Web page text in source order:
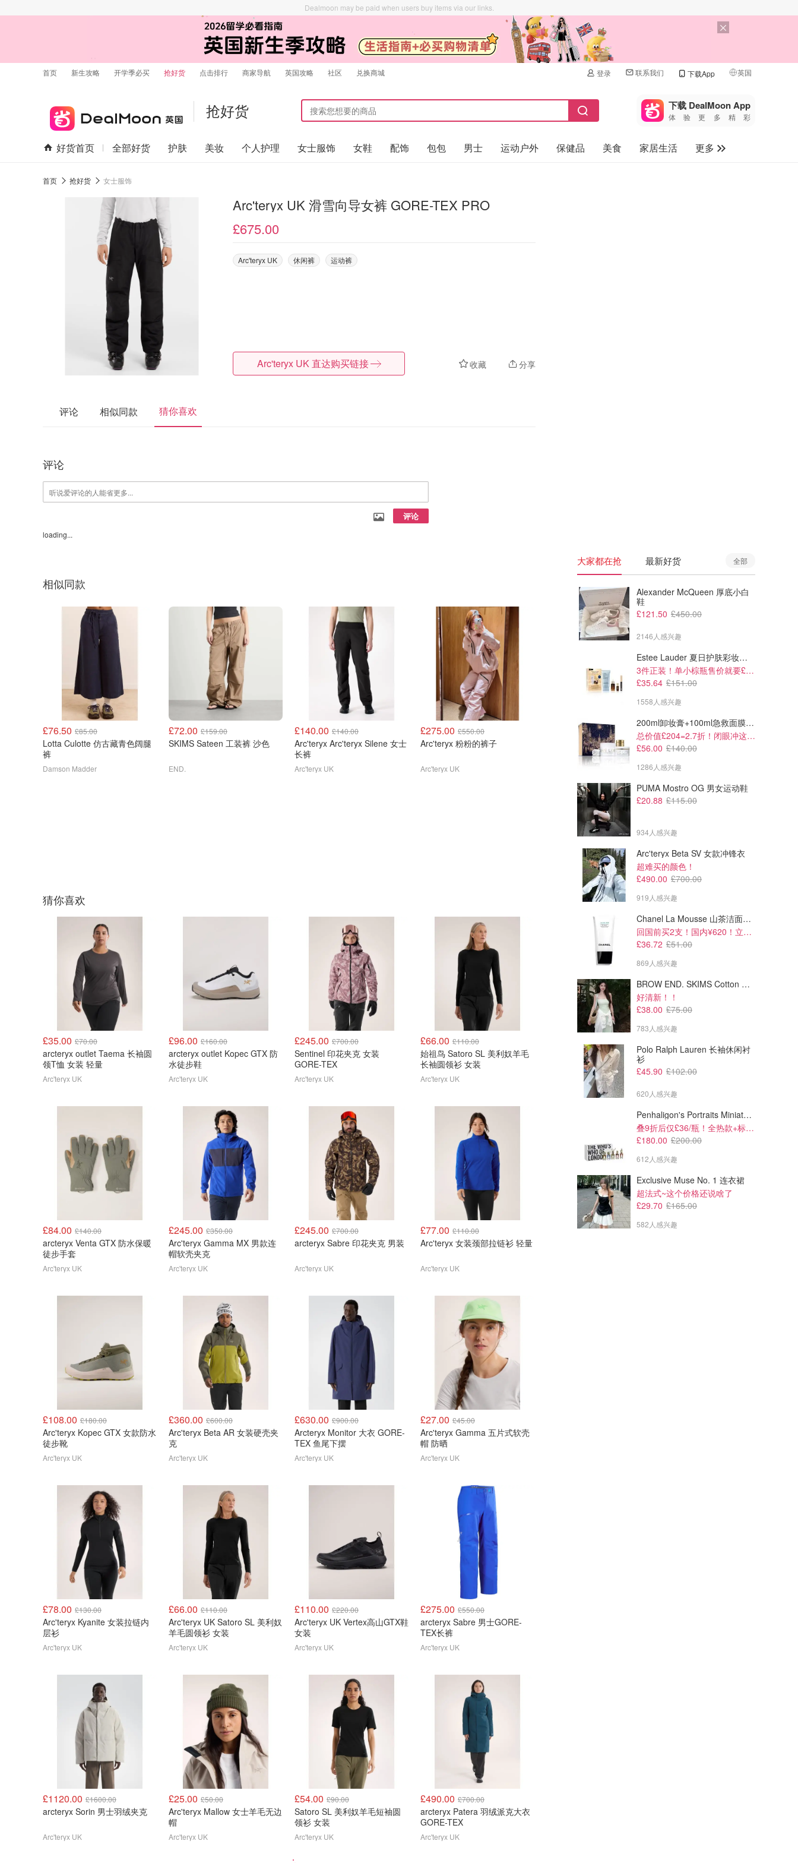
Dealmoon may be paid when users buy items via our links.
首页 新生攻略 开学季必买 抢好货 点击排行 商家导航 英国攻略 社区 兑换商城 登录 联系我们 下载App 英国
🇺🇸
🇨🇳 中国
🇨🇦加拿大
抢好货 下载 DealMoon App
体验更多精彩
好货首页 全部好货 护肤 美妆 个人护理 女士服饰 女鞋 配饰 包包 男士 运动户外 保健品 美食 家居生活
更多
首页 抢好货 女士服饰
Arc'teryx UK 滑雪向导女裤 GORE-TEX PRO
£675.00
Arc'teryx UK 休闲裤 运动裤
收藏 分享
Arc'teryx UK 直达购买链接
评论 相似同款 猜你喜欢
评论
评论
loading...
相似同款
£76.50 £85.00
Lotta Culotte 仿古藏青色阔腿
裤
Damson Madder
£72.00 £159.00
SKIMS Sateen 工装裤 沙色
END.
£140.00 £140.00
Arc'teryx Arc'teryx Silene 女士
长裤
Arc'teryx UK
£275.00 £550.00
Arc'teryx 粉粉的裤子
Arc'teryx UK
£264.00 £440.00
Arc'teryx Arc'teryx UK 女款
GORE-TEX PRO裤
Arc'teryx UK
£10.99 £34.00
myprotein MP 男士网眼短裤
深祖母绿
Myprotein UK
猜你喜欢
£35.00 £70.00
arcteryx outlet Taema 长袖圆
领T恤 女装 轻量
Arc'teryx UK
£96.00 £160.00
arcteryx outlet Kopec GTX 防
水徒步鞋
Arc'teryx UK
£245.00 £700.00
Sentinel 印花夹克 女装
GORE-TEX
Arc'teryx UK
£66.00 £110.00
始祖鸟 Satoro SL 美利奴羊毛
长袖圆领衫 女装
Arc'teryx UK
£84.00 £140.00
arcteryx Venta GTX 防水保暖
徒步手套
Arc'teryx UK
£245.00 £350.00
Arc'teryx Gamma MX 男款连
帽软壳夹克
Arc'teryx UK
£245.00 £700.00
arcteryx Sabre 印花夹克 男装
Arc'teryx UK
£77.00 £110.00
Arc'teryx 女装颈部拉链衫 轻量
Arc'teryx UK
£108.00 £180.00
Arc'teryx Kopec GTX 女款防水
徒步靴
Arc'teryx UK
£360.00 £600.00
Arc'teryx Beta AR 女装硬壳夹
克
Arc'teryx UK
£630.00 £900.00
Arcteryx Monitor 大衣 GORE-
TEX 鱼尾下摆
Arc'teryx UK
£27.00 £45.00
Arc'teryx Gamma 五片式软壳
帽 防晒
Arc'teryx UK
£78.00 £130.00
Arc'teryx Kyanite 女装拉链内
层衫
Arc'teryx UK
£66.00 £110.00
Arc'teryx UK Satoro SL 美利奴
羊毛圆领衫 女装
Arc'teryx UK
£110.00 £220.00
Arc'teryx UK Vertex高山GTX鞋
女装
Arc'teryx UK
£275.00 £550.00
arcteryx Sabre 男士GORE-
TEX长裤
Arc'teryx UK
£1120.00 £1600.00
arcteryx Sorin 男士羽绒夹克
Arc'teryx UK
£25.00 £50.00
Arc'teryx Mallow 女士羊毛无边
帽
Arc'teryx UK
£54.00 £90.00
Satoro SL 美利奴羊毛短袖圆
领衫 女装
Arc'teryx UK
£490.00 £700.00
arcteryx Patera 羽绒派克大衣
GORE-TEX
Arc'teryx UK
大家都在抢 最新好货 全部
Alexander McQueen 厚底小白
鞋
£121.50 £450.00
2146人感兴趣
Estee Lauder 夏日护肤彩妆礼盒
3件正装！单小棕瓶售价就要£65！
£35.64 £151.00
1558人感兴趣
200ml卸妆膏+100ml急救面膜+面霜+洁颜布
总价值£204=2.7折！闭眼冲这套！
£56.00 £140.00
1286人感兴趣
PUMA Mostro OG 男女运动鞋
£20.88 £115.00
934人感兴趣
Arc'teryx Beta SV 女款冲锋衣
超难买的颜色！
£490.00 £700.00
919人感兴趣
Chanel La Mousse 山茶洁面乳 150ml
回国前买2支！国内¥620！立省近一半！
£36.72 £51.00
869人感兴趣
BROW END. SKIMS Cotton Rib 长款背心连衣裙 薄荷绿
好清新！！
£38.00 £75.00
783人感兴趣
Polo Ralph Lauren 长袖休闲衬
衫
£45.90 £102.00
620人感兴趣
Penhaligon's Portraits Miniature Collection 香氛套装 5瓶装
叠9折后仅£36/瓶！全热款+标志性兽首头
£180.00 £200.00
612人感兴趣
Exclusive Muse No. 1 连衣裙
超法式~这个价格还说啥了
£29.70 £165.00
582人感兴趣